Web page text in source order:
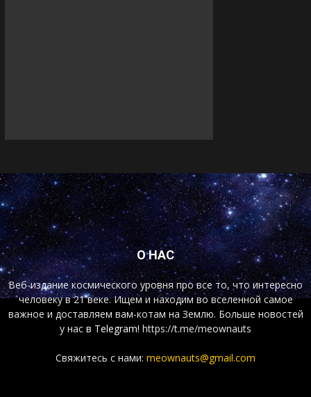
О НАС
Веб-издание космического уровня про все то, что интересно
человеку в 21 веке. Ищем и находим во вселенной самое
важное и доставляем вам-котам на Землю. Больше новостей
у нас в Telegram! https://t.me/meownauts
Свяжитесь с нами: meownauts@gmail.com